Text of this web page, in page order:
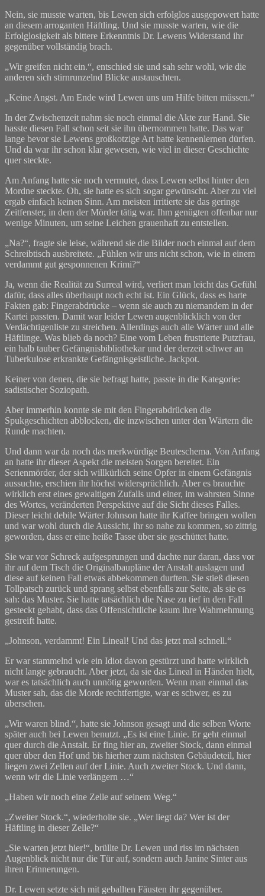
Nein, sie musste warten, bis Lewen sich erfolglos ausgepowert hatte
an diesem arroganten Häftling. Und sie musste warten, wie die
Erfolglosigkeit als bittere Erkenntnis Dr. Lewens Widerstand ihr
gegenüber vollständig brach.
„Wir greifen nicht ein.“, entschied sie und sah sehr wohl, wie die
anderen sich stirnrunzelnd Blicke austauschten.
„Keine Angst. Am Ende wird Lewen uns um Hilfe bitten müssen.“
In der Zwischenzeit nahm sie noch einmal die Akte zur Hand. Sie
hasste diesen Fall schon seit sie ihn übernommen hatte. Das war
lange bevor sie Lewens großkotzige Art hatte kennenlernen dürfen.
Und da war ihr schon klar gewesen, wie viel in dieser Geschichte
quer steckte.
Am Anfang hatte sie noch vermutet, dass Lewen selbst hinter den
Mordne steckte. Oh, sie hatte es sich sogar gewünscht. Aber zu viel
ergab einfach keinen Sinn. Am meisten irritierte sie das geringe
Zeitfenster, in dem der Mörder tätig war. Ihm genügten offenbar nur
wenige Minuten, um seine Leichen grauenhaft zu entstellen.
„Na?“, fragte sie leise, während sie die Bilder noch einmal auf dem
Schreibtisch ausbreitete. „Fühlen wir uns nicht schon, wie in einem
verdammt gut gesponnenen Krimi?“
Ja, wenn die Realität zu Surreal wird, verliert man leicht das Gefühl
dafür, dass alles überhaupt noch echt ist. Ein Glück, dass es harte
Fakten gab: Fingerabdrücke – wenn sie auch zu niemandem in der
Kartei passten. Damit war leider Lewen augenblicklich von der
Verdächtigenliste zu streichen. Allerdings auch alle Wärter und alle
Häftlinge. Was blieb da noch? Eine vom Leben frustrierte Putzfrau,
ein halb tauber Gefängnisbibliothekar und der derzeit schwer an
Tuberkulose erkrankte Gefängnisgeistliche. Jackpot.
Keiner von denen, die sie befragt hatte, passte in die Kategorie:
sadistischer Soziopath.
Aber immerhin konnte sie mit den Fingerabdrücken die
Spukgeschichten abblocken, die inzwischen unter den Wärtern die
Runde machten.
Und dann war da noch das merkwürdige Beuteschema. Von Anfang
an hatte ihr dieser Aspekt die meisten Sorgen bereitet. Ein
Serienmörder, der sich willkürlich seine Opfer in einem Gefängnis
aussuchte, erschien ihr höchst widersprüchlich. Aber es brauchte
wirklich erst eines gewaltigen Zufalls und einer, im wahrsten Sinne
des Wortes, veränderten Perspektive auf die Sicht dieses Falles.
Dieser leicht debile Wärter Johnson hatte ihr Kaffee bringen wollen
und war wohl durch die Aussicht, ihr so nahe zu kommen, so zittrig
geworden, dass er eine heiße Tasse über sie geschüttet hatte.
Sie war vor Schreck aufgesprungen und dachte nur daran, dass vor
ihr auf dem Tisch die Originalbaupläne der Anstalt auslagen und
diese auf keinen Fall etwas abbekommen durften. Sie stieß diesen
Tollpatsch zurück und sprang selbst ebenfalls zur Seite, als sie es
sah: das Muster. Sie hatte tatsächlich die Nase zu tief in den Fall
gesteckt gehabt, dass das Offensichtliche kaum ihre Wahrnehmung
gestreift hatte.
„Johnson, verdammt! Ein Lineal! Und das jetzt mal schnell.“
Er war stammelnd wie ein Idiot davon gestürzt und hatte wirklich
nicht lange gebraucht. Aber jetzt, da sie das Lineal in Händen hielt,
war es tatsächlich auch unnötig geworden. Wenn man einmal das
Muster sah, das die Morde rechtfertigte, war es schwer, es zu
übersehen.
„Wir waren blind.“, hatte sie Johnson gesagt und die selben Worte
später auch bei Lewen benutzt. „Es ist eine Linie. Er geht einmal
quer durch die Anstalt. Er fing hier an, zweiter Stock, dann einmal
quer über den Hof und bis hierher zum nächsten Gebäudeteil, hier
liegen zwei Zellen auf der Linie. Auch zweiter Stock. Und dann,
wenn wir die Linie verlängern …“
„Haben wir noch eine Zelle auf seinem Weg.“
„Zweiter Stock.“, wiederholte sie. „Wer liegt da? Wer ist der
Häftling in dieser Zelle?“
„Sie warten jetzt hier!“, brüllte Dr. Lewen und riss im nächsten
Augenblick nicht nur die Tür auf, sondern auch Janine Sinter aus
ihren Erinnerungen.
Dr. Lewen setzte sich mit geballten Fäusten ihr gegenüber.